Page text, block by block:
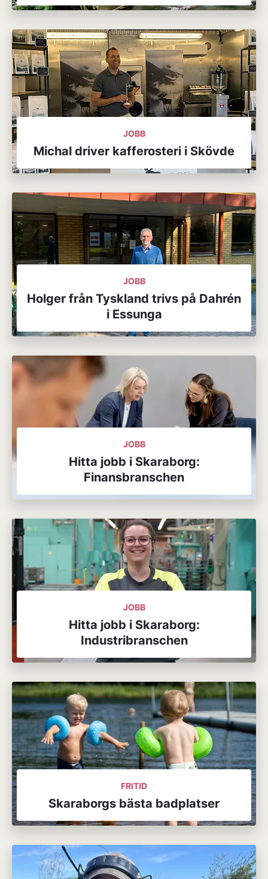
JOBB
Michal driver kafferosteri i Skövde
JOBB
Holger från Tyskland trivs på Dahrén
i Essunga
JOBB
Hitta jobb i Skaraborg:
Finansbranschen
JOBB
Hitta jobb i Skaraborg:
Industribranschen
FRITID
Skaraborgs bästa badplatser